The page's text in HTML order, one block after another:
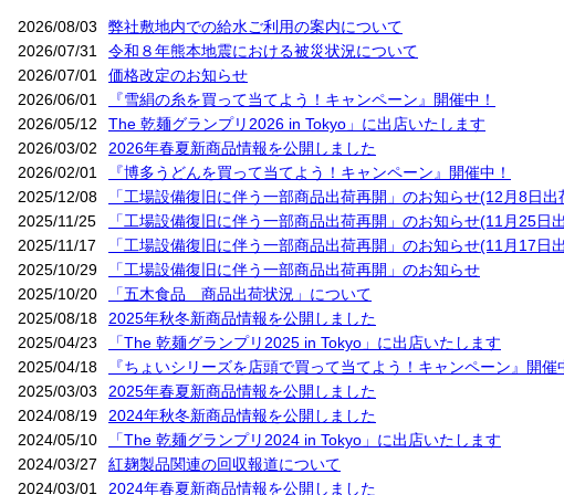
2026/08/03
弊社敷地内での給水ご利用の案内について
2026/07/31
令和８年熊本地震における被災状況について
2026/07/01
価格改定のお知らせ
2026/06/01
『雪絹の糸を買って当てよう！キャンペーン』開催中！
2026/05/12
The 乾麺グランプリ2026 in Tokyo」に出店いたします
2026/03/02
2026年春夏新商品情報を公開しました
2026/02/01
『博多うどんを買って当てよう！キャンペーン』開催中！
2025/12/08
「工場設備復旧に伴う一部商品出荷再開」のお知らせ(12月8日出
2025/11/25
「工場設備復旧に伴う一部商品出荷再開」のお知らせ(11月25日
2025/11/17
「工場設備復旧に伴う一部商品出荷再開」のお知らせ(11月17日
2025/10/29
「工場設備復旧に伴う一部商品出荷再開」のお知らせ
2025/10/20
「五木食品 商品出荷状況」について
2025/08/18
2025年秋冬新商品情報を公開しました
2025/04/23
「The 乾麺グランプリ2025 in Tokyo」に出店いたします
2025/04/18
『ちょいシリーズを店頭で買って当てよう！キャンペーン』開催
2025/03/03
2025年春夏新商品情報を公開しました
2024/08/19
2024年秋冬新商品情報を公開しました
2024/05/10
「The 乾麺グランプリ2024 in Tokyo」に出店いたします
2024/03/27
紅麹製品関連の回収報道について
2024/03/01
2024年春夏新商品情報を公開しました